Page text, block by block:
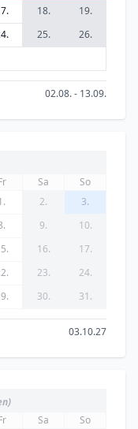
18.
19.
25.
26.
02.08. - 13.09.
Sa
So
2.
3.
9.
10.
16.
17.
23.
24.
30. 31.
03.10.27
Sa
So